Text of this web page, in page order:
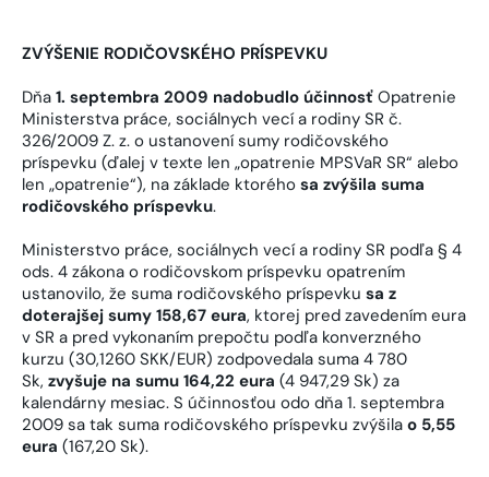
ZVÝŠENIE RODIČOVSKÉHO PRÍSPEVKU
Dňa 1. septembra 2009 nadobudlo účinnosť Opatrenie
Ministerstva práce, sociálnych vecí a rodiny SR č.
326/2009 Z. z. o ustanovení sumy rodičovského
príspevku (ďalej v texte len „opatrenie MPSVaR SR“ alebo
len „opatrenie“), na základe ktorého sa zvýšila suma
rodičovského príspevku.
Ministerstvo práce, sociálnych vecí a rodiny SR podľa § 4
ods. 4 zákona o rodičovskom príspevku opatrením
ustanovilo, že suma rodičovského príspevku sa z
doterajšej sumy 158,67 eura, ktorej pred zavedením eura
v SR a pred vykonaním prepočtu podľa konverzného
kurzu (30,1260 SKK/EUR) zodpovedala suma 4 780
Sk, zvyšuje na sumu 164,22 eura (4 947,29 Sk) za
kalendárny mesiac. S účinnosťou odo dňa 1. septembra
2009 sa tak suma rodičovského príspevku zvýšila o 5,55
eura (167,20 Sk).